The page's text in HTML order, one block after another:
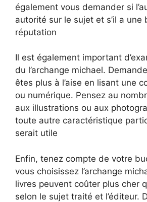
également vous demander si
autorité sur le sujet et s’il a une
réputation
Il est également important
du l’archange michael.
êtes plus à l’aise en lisant une
ou numérique. Pensez au
aux illustrations ou aux
toute autre caractéristique
serait utile
Enfin, tenez compte de votre
vous choisissez l’archange
livres peuvent coûter plus cher
selon le sujet traité et l’éditeur.